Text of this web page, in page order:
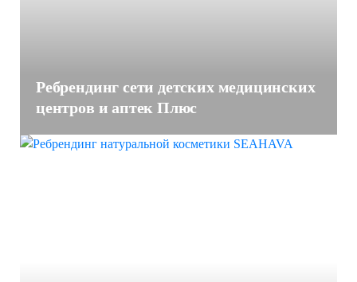
Ребрендинг сети детских медицинских
центров и аптек Плюс